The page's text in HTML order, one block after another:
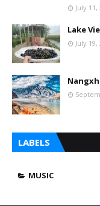
July 11,
Lake
July 19,
LABELS
MUSIC